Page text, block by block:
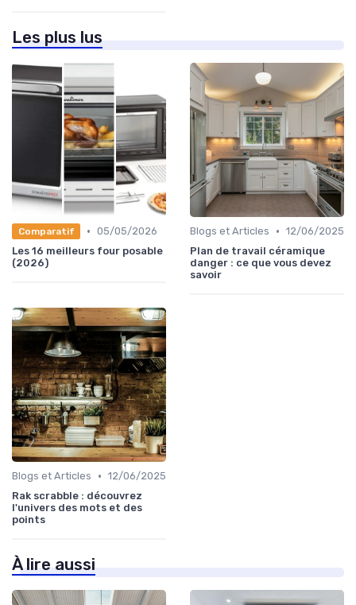
Les plus lus
Comparatif • 05/05/2026
Les 16 meilleurs four posable
(2026)
Blogs et Articles • 12/06/2025
Plan de travail céramique
danger : ce que vous devez
savoir
Blogs et Articles • 12/06/2025
Rak scrabble : découvrez
l'univers des mots et des
points
À lire aussi